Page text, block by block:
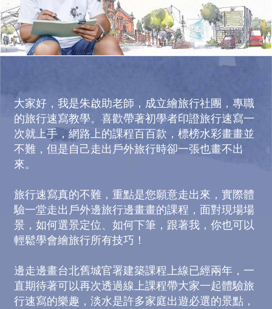
大家好，我是朱啟助老師，成立繪旅行社團，專職
的旅行速寫教學。喜歡帶著初學者印證旅行速寫一
次就上手，網路上的課程百百款，標榜水彩畫畫並
不難，但是自己走出戶外旅行時卻一張也畫不出
來。
旅行速寫真的不難，重點是您願意走出來，實際體
驗一堂走出戶外邊旅行邊畫畫的課程，面對現場場
景，如何選景定位、如何下筆，跟著我，你也可以
輕鬆學會繪旅行所有技巧！
邊走邊畫台北舊城官署建築課程上線已經兩年，一
直期待著可以再次透過線上課程帶大家一起體驗旅
行速寫的樂趣，淡水是許多家庭出遊必選的景點，